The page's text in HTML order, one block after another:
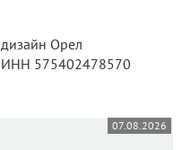
ИНН 575402478570
07.08.2026